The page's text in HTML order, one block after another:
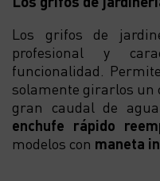
Los grifos de
profesional y
funcionalidad.
solamente girarlos un
gran caudal de
enchufe rápido
modelos con maneta